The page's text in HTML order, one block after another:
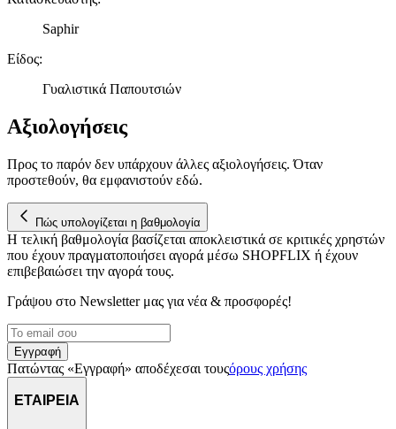
σωστά, να εξατομικεύουμε περιεχόμενο και διαφημίσεις, να
παρέχουμε λειτουργίες μέσων κοινωνικής δικτύωσης και να
αναλύουμε την κυκλοφορία μας. Εμείς και οι 1022 συνεργάτες
μας επεξεργαζόμαστε προσωπικά σας δεδομένα, π.χ. τη
για να αποθηκεύουμε και να έχουμε πρόσβαση σε πληροφορίες
διαφημίσεων και περιεχομένου, τις μετρήσεις σχετικά με
μας και την ανάπτυξη προϊόντων. Επίσης, κοινοποιούμε
πληροφορίες σχετικά με την από μέρους σας χρήση της
τοποθεσίας μας στους συνεργάτες μέσων κοινωνικής
δικτύωσης, διαφημίσεων και ανάλυσης.
Saphir
Είδος:
Γυαλιστικά Παπουτσιών
Αξιολογήσεις
Προς το παρόν δεν υπάρχουν άλλες αξιολογήσεις. Όταν
προστεθούν, θα εμφανιστούν εδώ.
Πώς υπολογίζεται η βαθμολογία
Η τελική βαθμολογία βασίζεται αποκλειστικά σε κριτικές χρηστών
που έχουν πραγματοποιήσει αγορά μέσω SHOPFLIX ή έχουν
επιβεβαιώσει την αγορά τους.
Γράψου στο Νewsletter μας για νέα & προσφορές!
Εγγραφή
Πατώντας «Εγγραφή» αποδέχεσαι τουςόρους χρήσης
ΕΤΑΙΡΕΙΑ